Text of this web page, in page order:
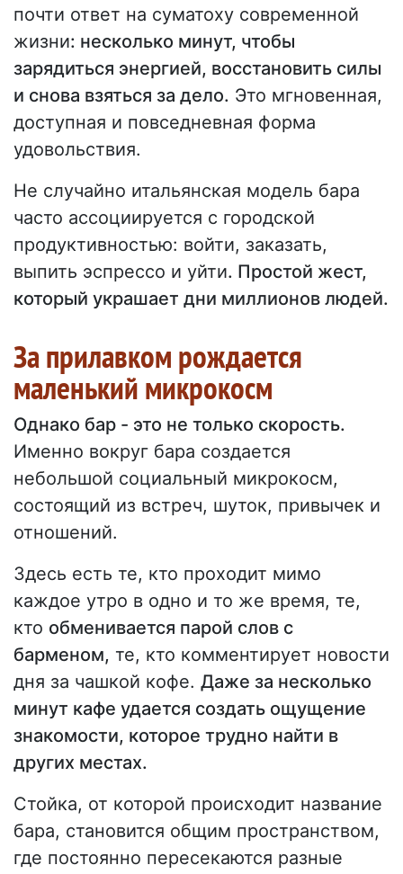
почти ответ на суматоху современной
жизни: несколько минут, чтобы
зарядиться энергией, восстановить силы
и снова взяться за дело. Это мгновенная,
доступная и повседневная форма
удовольствия.
Не случайно итальянская модель бара
часто ассоциируется с городской
продуктивностью: войти, заказать,
выпить эспрессо и уйти. Простой жест,
который украшает дни миллионов людей.
За прилавком рождается
маленький микрокосм
Однако бар - это не только скорость.
Именно вокруг бара создается
небольшой социальный микрокосм,
состоящий из встреч, шуток, привычек и
отношений.
Здесь есть те, кто проходит мимо
каждое утро в одно и то же время, те,
кто обменивается парой слов с
барменом, те, кто комментирует новости
дня за чашкой кофе. Даже за несколько
минут кафе удается создать ощущение
знакомости, которое трудно найти в
других местах.
Стойка, от которой происходит название
бара, становится общим пространством,
где постоянно пересекаются разные